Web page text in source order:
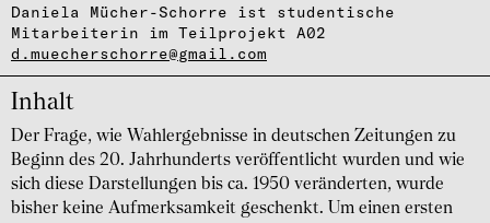
Daniela Mücher-Schorre ist studentische
Mitarbeiterin im Teilprojekt A02
d.muecherschorre@gmail.com
Inhalt
Der Frage, wie Wahlergebnisse in deutschen Zeitungen zu
Beginn des 20. Jahrhunderts veröffentlicht wurden und wie
sich diese Darstellungen bis ca. 1950 veränderten, wurde
bisher keine Aufmerksamkeit geschenkt. Um einen ersten